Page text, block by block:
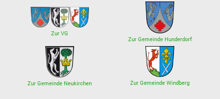
Zur VG
Zur Gemeinde Hunderdorf
Zur Gemeinde Neukirchen Zur Gemeinde Windberg